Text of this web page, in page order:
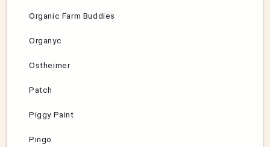
Organic Farm Buddies
Organyc
Ostheimer
Patch
Piggy Paint
Pingo